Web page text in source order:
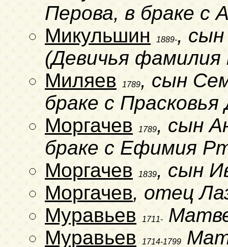
Перова, в браке с
Микульшин
1889-, сын
(Девичья фамилия
Миляев
1789, сын
браке с Прасковья
Моргачев
1789, сын
браке с Ефимия
Моргачев
1839, сын
Моргачев, отец
Муравьев
1711-
Муравьев
1714-1799